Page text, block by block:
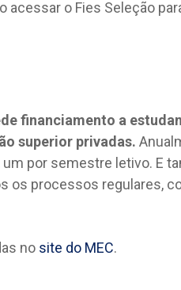
acessar o Fies Seleção
financiamento a
superior privadas.
por semestre letivo. E
os processos regulares,
no site do MEC.